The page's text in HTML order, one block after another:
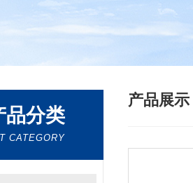
品分类
CATEGORY
产品展示